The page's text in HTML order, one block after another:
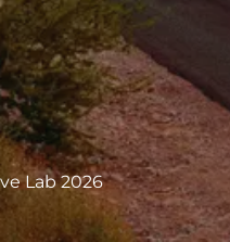
Lab 2026